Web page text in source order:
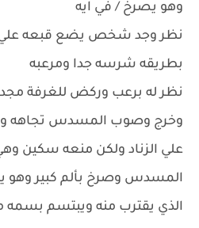
وهو يصرخ / في ايه
نظر وجد شخص يضع قبعه علي
بطريقه شرسه جدا ومرعبه
نظر له برعب وركض للغرفة
وخرج وصوب المسدس تجاهه
علي الزناد ولكن منعه سكين
المسدس وصرخ بألم كبير وهو
الذي يقترب منه ويبتسم بسمه